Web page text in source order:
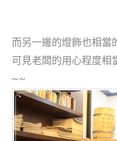
而另一邊的燈飾也相當
可見老闆的用心程度
~~